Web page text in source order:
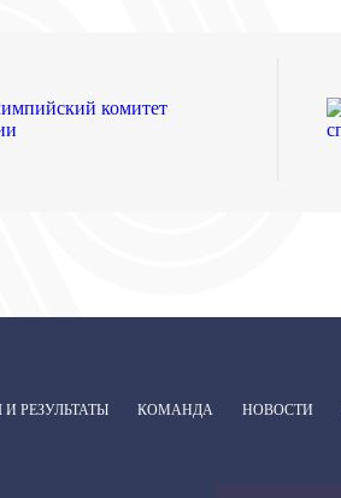
РЕЗУЛЬТАТЫ КОМАНДА НОВОСТИ